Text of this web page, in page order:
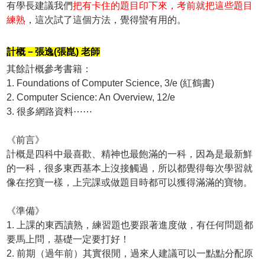
有學長建議我們把有卡住的題目印下來，考前就把這些題目
練熟 ，這次試了這個方法，覺得蠻有用的。
計概－張逸(張崑) 老師
其餘計概參考書籍：
1. Foundations of Computer Science, 3/e (紅鶴書)
2. Computer Science: An Overview, 12/e
3. 很多網路資料⋯⋯
《前言》
計概是四科中最喜歡、精神也最飽滿的一科，因為是最新鮮
的一科，很多東西基本上沒接觸過，所以都覺得每次學習就
像在挖寶一樣，上完課或做題目時都可以獲得滿滿的寶物。
《準備》
1. 上課的東西讀熟，練習題也要跟著進度做，有任何問題都
要馬上問，基礎一定要打好！
2. 前期（過年前）其實很閒，過來人建議可以一點點分配原